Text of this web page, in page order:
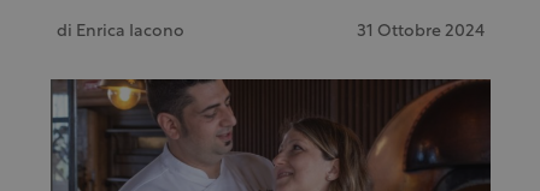
di Enrica Iacono 31 Ottobre 2024